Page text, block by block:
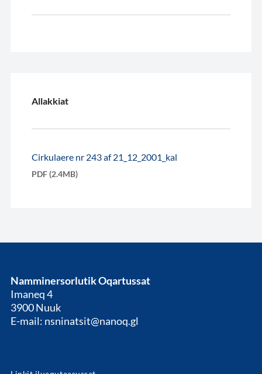
Allakkiat
Cirkulaere nr 243 af 21_12_2001_kal
PDF (2.4MB)
Namminersorlutik Oqartussat
Imaneq 4
3900 Nuuk
E-mail: nsninatsit@nanoq.gl